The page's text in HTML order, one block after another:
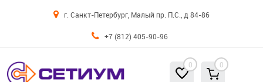
г. Санкт-Петербург, Малый пр. П.С., д 84-86
+7 (812) 405-90-96
0 0